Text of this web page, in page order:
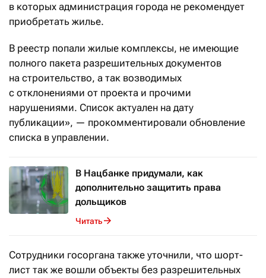
в которых администрация города не рекомендует
приобретать жилье.
В реестр попали жилые комплексы, не имеющие
полного пакета разрешительных документов
на строительство, а так возводимых
с отклонениями от проекта и прочими
нарушениями. Список актуален на дату
публикации», — прокомментировали обновление
списка в управлении.
В Нацбанке придумали, как
дополнительно защитить права
дольщиков
Читать
Сотрудники госоргана также уточнили, что шорт-
лист так же вошли объекты без разрешительных